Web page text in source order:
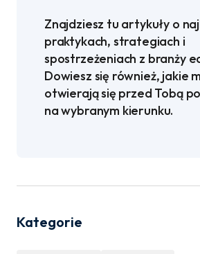
Znajdziesz tu artykuły o
praktykach, strategiach i
spostrzeżeniach z branży
Dowiesz się również, jakie
otwierają się przed Tobą
na wybranym kierunku.
Kategorie